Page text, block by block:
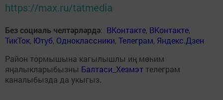
https://max.ru/tatmedia
Без социаль челтәрләрдә: ВКонтакте, ВКонтакте,
ТикТок, Ютуб, Одноклассники,Телеграм, Яндекс.Дзен
Район тормышына кагылышлы иң мөһим
яңалыкларыбызны Балтаси_Хезмэт телеграм
каналыбызда да укыгыз.